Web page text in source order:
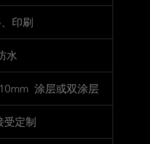
印刷
水
涂层或双涂层
定制